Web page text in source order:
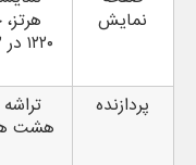
نمایش
پردازنده